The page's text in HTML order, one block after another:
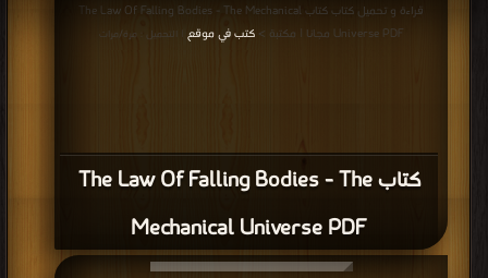
كتاب The Law Of Falling Bodies - The
Mechanical Universe PDF
قراءة و تحميل كتاب كتاب The Law Of Falling Bodies - The Mechanical
Universe PDF مجانا | مكتبة >
كتب في موقع | التحميل : مرة/مرات